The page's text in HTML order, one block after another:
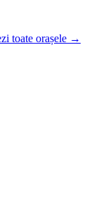
toate orașele →